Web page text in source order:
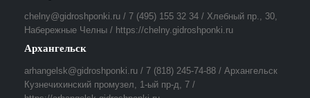
chelny@gidroshponki.ru / 7 (495) 155 32 34 / Хлебный пр., 30,
Набережные Челны / https://chelny.gidroshponki.ru
Архангельск
arhangelsk@gidroshponki.ru / 7 (818) 245-74-88 / Архангельск
Кузнечихинский промузел, 1-ый пр-д, 7 /